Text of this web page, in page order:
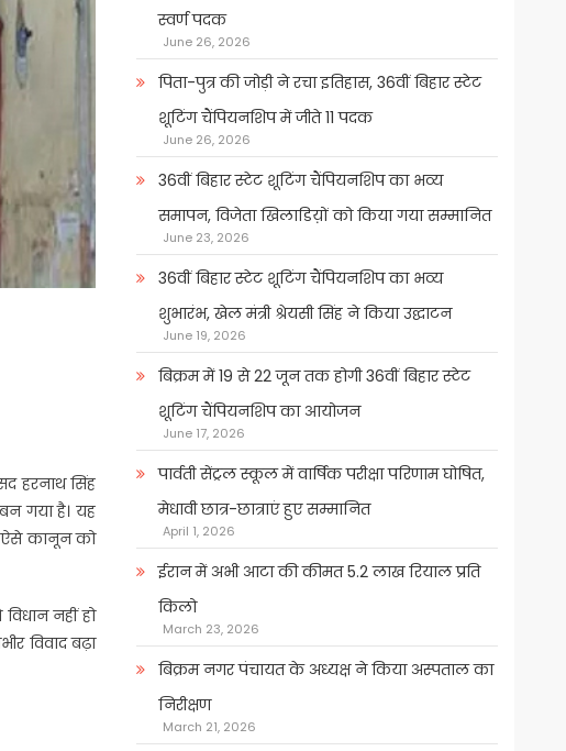
हरनाथ सिंह
गया है। यह
ऐसे कानून को
नहीं हो
विवाद बढ़ा
स्वर्ण पदक
June 26, 2026
पिता-पुत्र की जोड़ी ने रचा इतिहास, 36वीं बिहार स्टेट
शूटिंग चैंपियनशिप में जीते 11 पदक
June 26, 2026
36वीं बिहार स्टेट शूटिंग चैंपियनशिप का भव्य
समापन, विजेता खिलाडिय़ों को किया गया सम्मानित
June 23, 2026
36वीं बिहार स्टेट शूटिंग चैंपियनशिप का भव्य
शुभारंभ, खेल मंत्री श्रेयसी सिंह ने किया उद्घाटन
June 19, 2026
बिक्रम में 19 से 22 जून तक होगी 36वीं बिहार स्टेट
शूटिंग चैंपियनशिप का आयोजन
June 17, 2026
पार्वती सेंट्रल स्कूल में वार्षिक परीक्षा परिणाम घोषित,
मेधावी छात्र-छात्राएं हुए सम्मानित
April 1, 2026
ईरान में अभी आटा की कीमत 5.2 लाख रियाल प्रति
किलो
March 23, 2026
बिक्रम नगर पंचायत के अध्यक्ष ने किया अस्पताल का
निरीक्षण
March 21, 2026